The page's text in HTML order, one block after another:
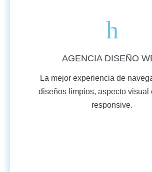
AGENCIA DISEÑO
La mejor experiencia de
diseños limpios, aspecto visual
responsive.​​